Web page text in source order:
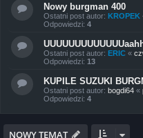
Nowy burgman 400
Ostatni post autor: KROPEK
Odpowiedzi: 4
Ostatni post autor: ERIC «
Odpowiedzi: 13
KUPILE SUZUKI
Ostatni post autor: bogdi64 «
Odpowiedzi: 4
NOWY TEMAT